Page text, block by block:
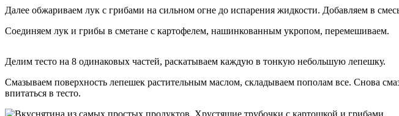
Далее обжариваем лук с грибами на сильном огне до испарения жидкости. Добавляем в
Соединяем лук и грибы в сметане с картофелем, нашинкованным укропом, перемешиваем.
Делим тесто на 8 одинаковых частей, раскатываем каждую в тонкую небольшую лепешку.
Смазываем поверхность лепешек растительным маслом, складываем пополам все. Снова
впитаться в тесто.